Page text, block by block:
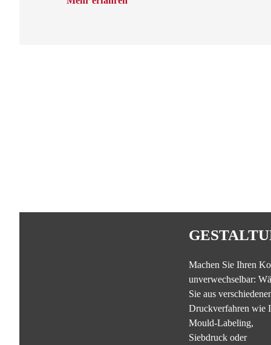
Machen Sie Ihren
unverwechselbar:
Sie aus
Druckverfahren wie
Mould-Labeling,
Siebdruck oder